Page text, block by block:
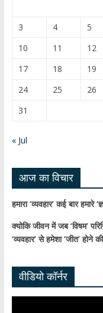
b
e
C
h
a
3
4 5
10
11 12
17
18 19
24
25 26
31
« Jul
आज का विचार
हमारा ‘व्यवहार’ कई बार हमारे
क्योकि जीवन में जब ‘विषम’
‘व्यवहार’ से हमेशा ‘जीत’ होने
वीडियो कॉर्नर